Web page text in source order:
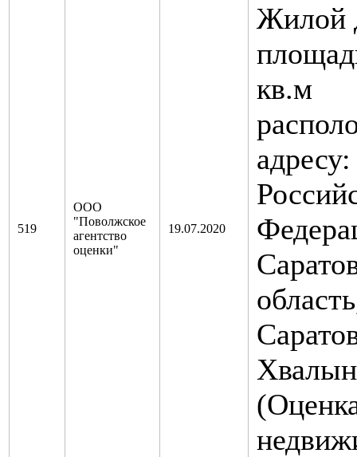
519
ООО
"Поволжское
агентство
оценки"
19.07.2020
Жилой
кв.м
адресу: